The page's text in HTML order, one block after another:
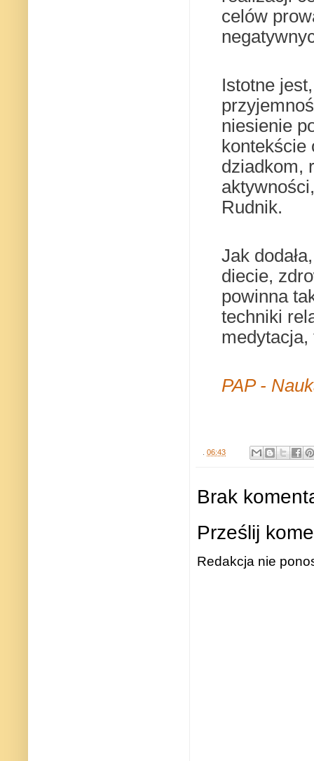
celów
Istotne
niesienie
kontekście
dziadkom,
Rudnik.
Jak
diecie,
powinna
techniki
PAP -
06:43
Brak
Prześlij
Redakcja nie